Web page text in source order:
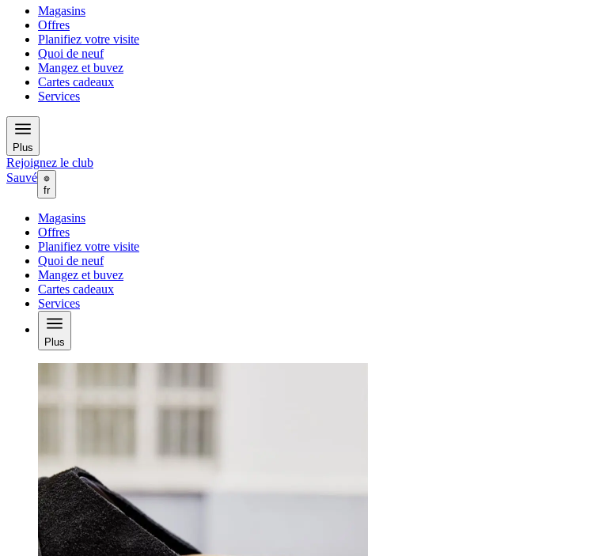
Magasins
Offres
Planifiez votre visite
Quoi de neuf
Mangez et buvez
Cartes cadeaux
Services
Plus
Rejoignez le club
Sauvé
fr
Magasins
Offres
Planifiez votre visite
Quoi de neuf
Mangez et buvez
Cartes cadeaux
Services
Plus